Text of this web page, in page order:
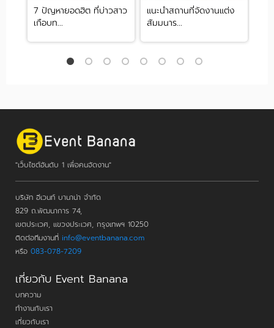
7 ปัญหายอดฮิต ที่บ่าวสาว
เกือบท...
แนะนำสถานที่จัดงานแต่ง
สัมมนาร...
"เว็บไซต์อันดับ 1 เพื่อคนจัดงาน"
บริษัท อีเวนท์ บานาน่า จำกัด
829 ถ.พัฒนาการ 74,
เขตประเวศ, แขวงประเวศ, กรุงเทพฯ 10250
ติดต่อทีมงานที่ info@eventbanana.com
หรือ 083-078-7209
เกี่ยวกับ Event Banana
บทความ
ทำงานกับเรา
เกี่ยวกับเรา